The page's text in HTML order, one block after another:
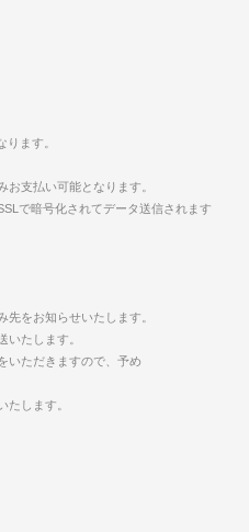
ります。
支払い可能となります。
で暗号化されてデータ送信されます
先をお知らせいたします。
いたします。
いただきますので、予め
します。